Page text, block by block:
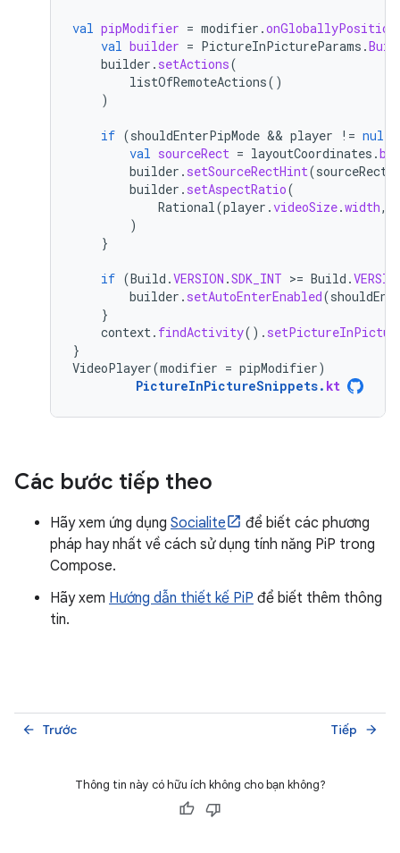
val pipModifier = modifier .
val builder = PictureInPictureParams .
builder . setActions(
listOfRemoteActions()
)
if (shouldEnterPipMode && player != null
val sourceRect = layoutCoordinates .
builder . setSourceRectHint(sourceRect
builder . setAspectRatio(
Rational(player .videoSize.width,
)
}
if (Build .VERSION .SDK_INT >= Build .
builder . setAutoEnterEnabled(
}
context. findActivity().
}
VideoPlayer(modifier = pipModifier)
PictureInPictureSnippets. kt
Các bước tiếp theo
Hãy xem ứng dụng Socialite
để biết các phương
pháp hay nhất về cách sử dụng tính năng PiP trong
Compose.
Hãy xem Hướng dẫn thiết kế PiP để biết thêm thông
tin.
Trước
arrow_back Tiếp arrow_forward
Thông tin này có hữu ích không cho bạn không?